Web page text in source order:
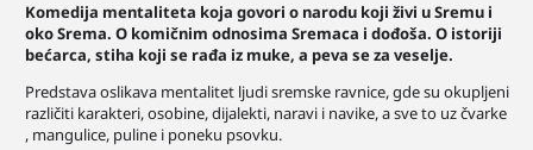
Komedija mentaliteta koja govori o narodu koji živi u Sremu i
oko Srema. O komičnim odnosima Sremaca i dođoša. O istoriji
bećarca, stiha koji se rađa iz muke, a peva se za veselje.
Predstava oslikava mentalitet ljudi sremske ravnice, gde su okupljeni
različiti karakteri, osobine, dijalekti, naravi i navike, a sve to uz čvarke
, mangulice, puline i poneku psovku.